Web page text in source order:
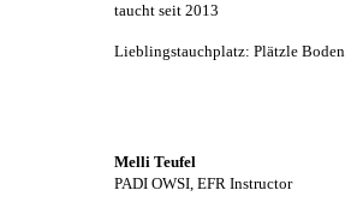
taucht seit 2013
Lieblingstauchplatz: Plätzle
Melli Teufel
PADI OWSI, EFR Instructor